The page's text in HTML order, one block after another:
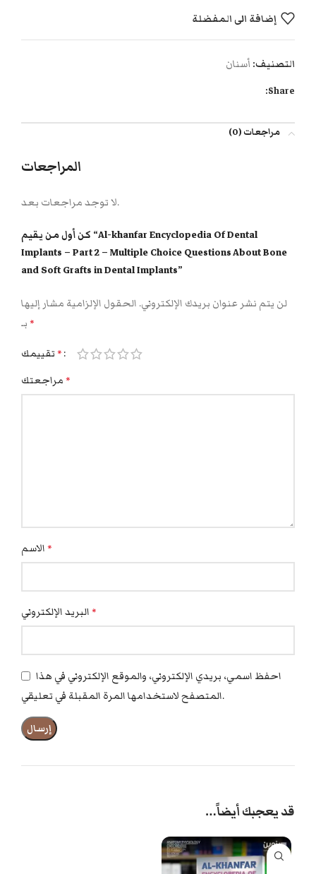
إضافة الى المفضلة
التصنيف: أسنان
Share:
مراجعات (0)
المراجعات
لا توجد مراجعات بعد.
كن أول من يقيم “Al-khanfar Encyclopedia Of Dental
Implants – Part 2 – Multiple Choice Questions About Bone
and Soft Grafts in Dental Implants”
لن يتم نشر عنوان بريدك الإلكتروني. الحقول الإلزامية مشار إليها
*
*
*
*
*
احفظ اسمي، بريدي الإلكتروني، والموقع الإلكتروني في هذا
المتصفح لاستخدامها المرة المقبلة في تعليقي.
قد يعجبك أيضاً…